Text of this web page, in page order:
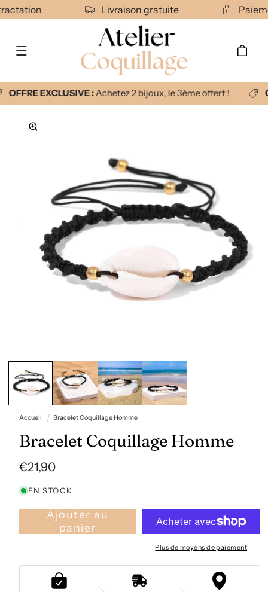
Ignorer et
passer au
contenu
Livraison gratuite
Panier
OFFRE EXCLUSIVE :Achetez 2 bijoux, le 3ème offert !
informations
produits
média
1
dans
modale
Accueil Bracelet Coquillage Homme
Bracelet Coquillage Homme
Prix
€21,90
EN STOCK
Ajouter au
panier
Plus de moyens de paiement